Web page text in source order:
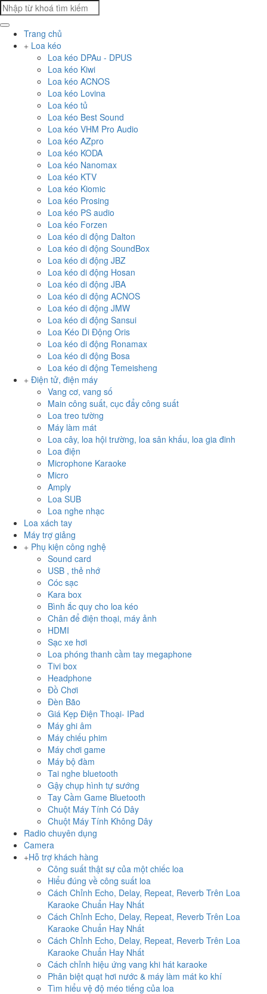
Trang chủ
Loa kéo
Loa kéo DPAu - DPUS
Loa kéo Kiwi
Loa kéo ACNOS
Loa kéo Lovina
Loa kéo tủ
Loa kéo Best Sound
Loa kéo VHM Pro Audio
Loa kéo AZpro
Loa kéo KODA
Loa kéo Nanomax
Loa kéo KTV
Loa kéo Kiomic
Loa kéo Prosing
Loa kéo PS audio
Loa kéo Forzen
Loa kéo di động Dalton
Loa kéo di động SoundBox
Loa kéo di động JBZ
Loa kéo di động Hosan
Loa kéo di động JBA
Loa kéo di động ACNOS
Loa kéo di động JMW
Loa kéo di động Sansui
Loa Kéo Di Động Oris
Loa kéo di động Ronamax
Loa kéo di động Bosa
Loa kéo di động Temeisheng
Điện tử, điện máy
Vang cơ, vang số
Main công suất, cục đẩy công suất
Loa treo tường
Máy làm mát
Loa cây, loa hội trường, loa sân khấu, loa gia đinh
Loa điện
Microphone Karaoke
Micro
Amply
Loa SUB
Loa nghe nhạc
Loa xách tay
Máy trợ giảng
Phụ kiện công nghệ
Sound card
USB , thẻ nhớ
Cóc sạc
Kara box
Bình ắc quy cho loa kéo
Chân để điện thoại, máy ảnh
HDMI
Sạc xe hơi
Loa phóng thanh cầm tay megaphone
Tivi box
Headphone
Đồ Chơi
Đèn Bão
Giá Kẹp Điện Thoại- IPad
Máy ghi âm
Máy chiếu phim
Máy chơi game
Máy bộ đàm
Tai nghe bluetooth
Gậy chụp hình tự sướng
Tay Cầm Game Bluetooth
Chuột Máy Tính Có Dây
Chuột Máy Tính Không Dây
Radio chuyên dụng
Camera
Hỗ trợ khách hàng
Công suất thật sự của một chiếc loa
Hiểu đúng về công suất loa
Cách Chỉnh Echo, Delay, Repeat, Reverb Trên Loa
Karaoke Chuẩn Hay Nhất
Cách Chỉnh Echo, Delay, Repeat, Reverb Trên Loa
Karaoke Chuẩn Hay Nhất
Cách Chỉnh Echo, Delay, Repeat, Reverb Trên Loa
Karaoke Chuẩn Hay Nhất
Cách chỉnh hiệu ứng vang khi hát karaoke
Phân biệt quạt hơi nước & máy làm mát ko khí
Tìm hiểu vệ độ méo tiếng của loa